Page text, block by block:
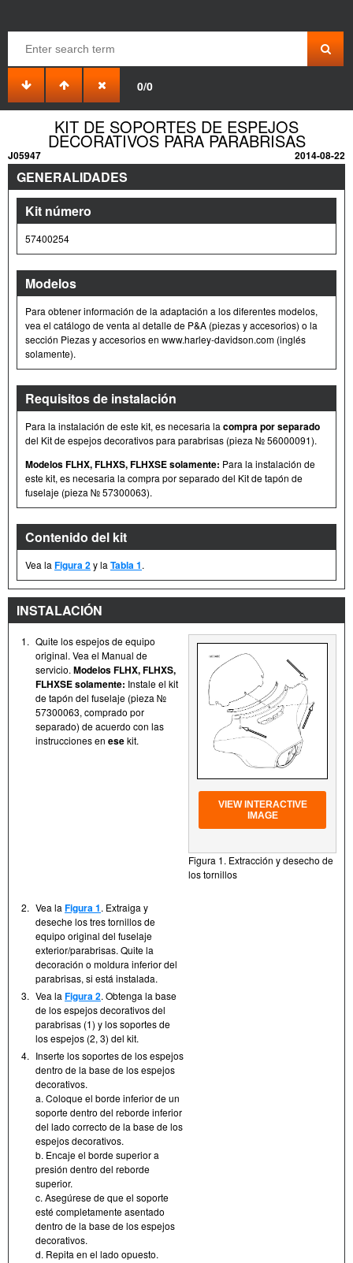
0/0
KIT DE SOPORTES DE ESPEJOS
DECORATIVOS PARA PARABRISAS
J05947 2014-08-22
GENERALIDADES
Kit número
57400254
Modelos
Para obtener información de la adaptación a los diferentes modelos,
vea el catálogo de venta al detalle de P&A (piezas y accesorios) o la
sección Piezas y accesorios en www.harley-davidson.com (inglés
solamente).
Requisitos de instalación
Para la instalación de este kit, es necesaria la compra por separado
del Kit de espejos decorativos para parabrisas (pieza № 56000091).
Modelos FLHX, FLHXS, FLHXSE solamente: Para la instalación de
este kit, es necesaria la compra por separado del Kit de tapón de
fuselaje (pieza № 57300063).
Contenido del kit
Vea la Figura 2y la Tabla 1.
INSTALACIÓN
1. Quite los espejos de equipo
original. Vea el Manual de
servicio. Modelos FLHX, FLHXS,
FLHXSE solamente: Instale el kit
de tapón del fuselaje (pieza №
57300063, comprado por
separado) de acuerdo con las
instrucciones en esekit.
VIEW INTERACTIVE
IMAGE
Figura 1. Extracción y desecho de
los tornillos
2. Vea la Figura 1. Extraiga y
deseche los tres tornillos de
equipo original del fuselaje
exterior/parabrisas. Quite la
decoración o moldura inferior del
parabrisas, si está instalada.
3. Vea la Figura 2. Obtenga la base
de los espejos decorativos del
parabrisas (1) y los soportes de
los espejos (2, 3) del kit.
4. Inserte los soportes de los espejos
dentro de la base de los espejos
decorativos.
a. Coloque el borde inferior de un
soporte dentro del reborde inferior
del lado correcto de la base de los
espejos decorativos.
b. Encaje el borde superior a
presión dentro del reborde
superior.
c. Asegúrese de que el soporte
esté completamente asentado
dentro de la base de los espejos
decorativos.
d. Repita en el lado opuesto.